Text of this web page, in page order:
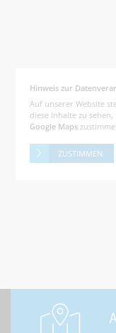
Hinweis zur
Auf unserer Website
diese Inhalte zu
Google Maps
ZUSTIMMEN